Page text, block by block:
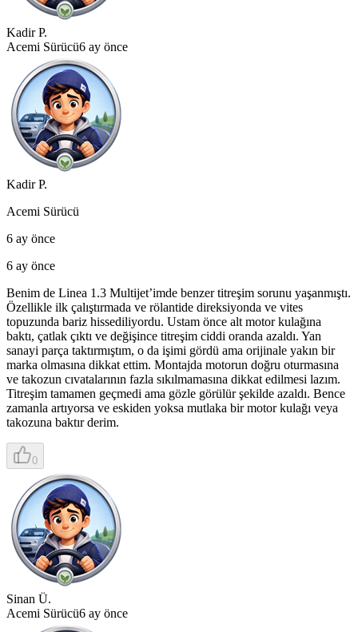
Kadir P.
Acemi Sürücü6 ay önce
Kadir P.
Acemi Sürücü
6 ay önce
6 ay önce
Benim de Linea 1.3 Multijet’imde benzer titreşim sorunu yaşanmıştı.
Özellikle ilk çalıştırmada ve rölantide direksiyonda ve vites
topuzunda bariz hissediliyordu. Ustam önce alt motor kulağına
baktı, çatlak çıktı ve değişince titreşim ciddi oranda azaldı. Yan
sanayi parça taktırmıştım, o da işimi gördü ama orijinale yakın bir
marka olmasına dikkat ettim. Montajda motorun doğru oturmasına
ve takozun cıvatalarının fazla sıkılmamasına dikkat edilmesi lazım.
Titreşim tamamen geçmedi ama gözle görülür şekilde azaldı. Bence
zamanla artıyorsa ve eskiden yoksa mutlaka bir motor kulağı veya
takozuna baktır derim.
0
Sinan Ü.
Acemi Sürücü6 ay önce